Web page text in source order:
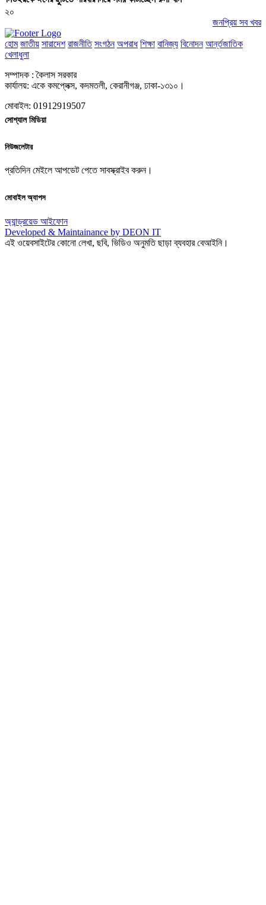
২০
জনপ্রিয় সব খবর
হোম জাতীয় সারাদেশ রাজনীতি সংগঠন অপরাধ শিক্ষা বানিজ্য বিনোদন আর্ন্তজাতিক
খেলাধুলা
সম্পাদক : কৈলাস সরকার
কার্যালয়: একে কমপ্লেক্স, কদমতলী, কেরানীগঞ্জ, ঢাকা-১৩১০।
মোবাইল: 01912919507
সোশ্যাল মিডিয়া
নিউজলেটার
প্রতিদিন মেইলে আপডেট পেতে সাবস্ক্রাইব করুন।
মোবাইল অ্যাপস
অ্যান্ড্রয়েড আইফোন
Developed & Maintainance by DEON IT
এই ওয়েবসাইটের কোনো লেখা, ছবি, ভিডিও অনুমতি ছাড়া ব্যবহার বেআইনি।